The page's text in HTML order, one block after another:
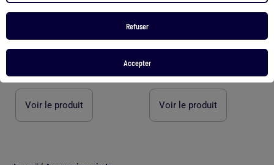
Refuser
Accepter
4,00 €
Voir le produit
4,00 €
Voir le produit